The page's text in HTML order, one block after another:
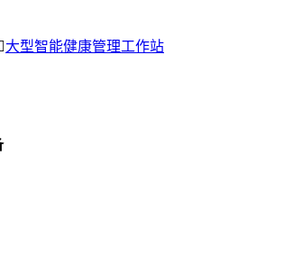
大型智能健康管理工作站